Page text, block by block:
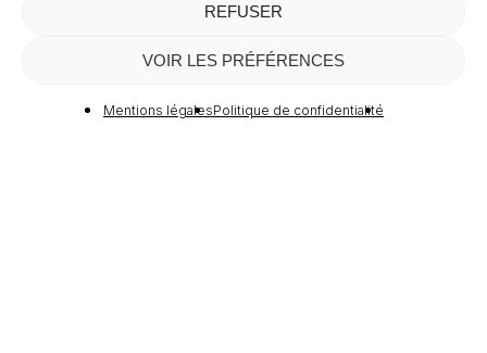
REFUSER
VOIR LES PRÉFÉRENCES
Mentions légalesPolitique de confidentialité